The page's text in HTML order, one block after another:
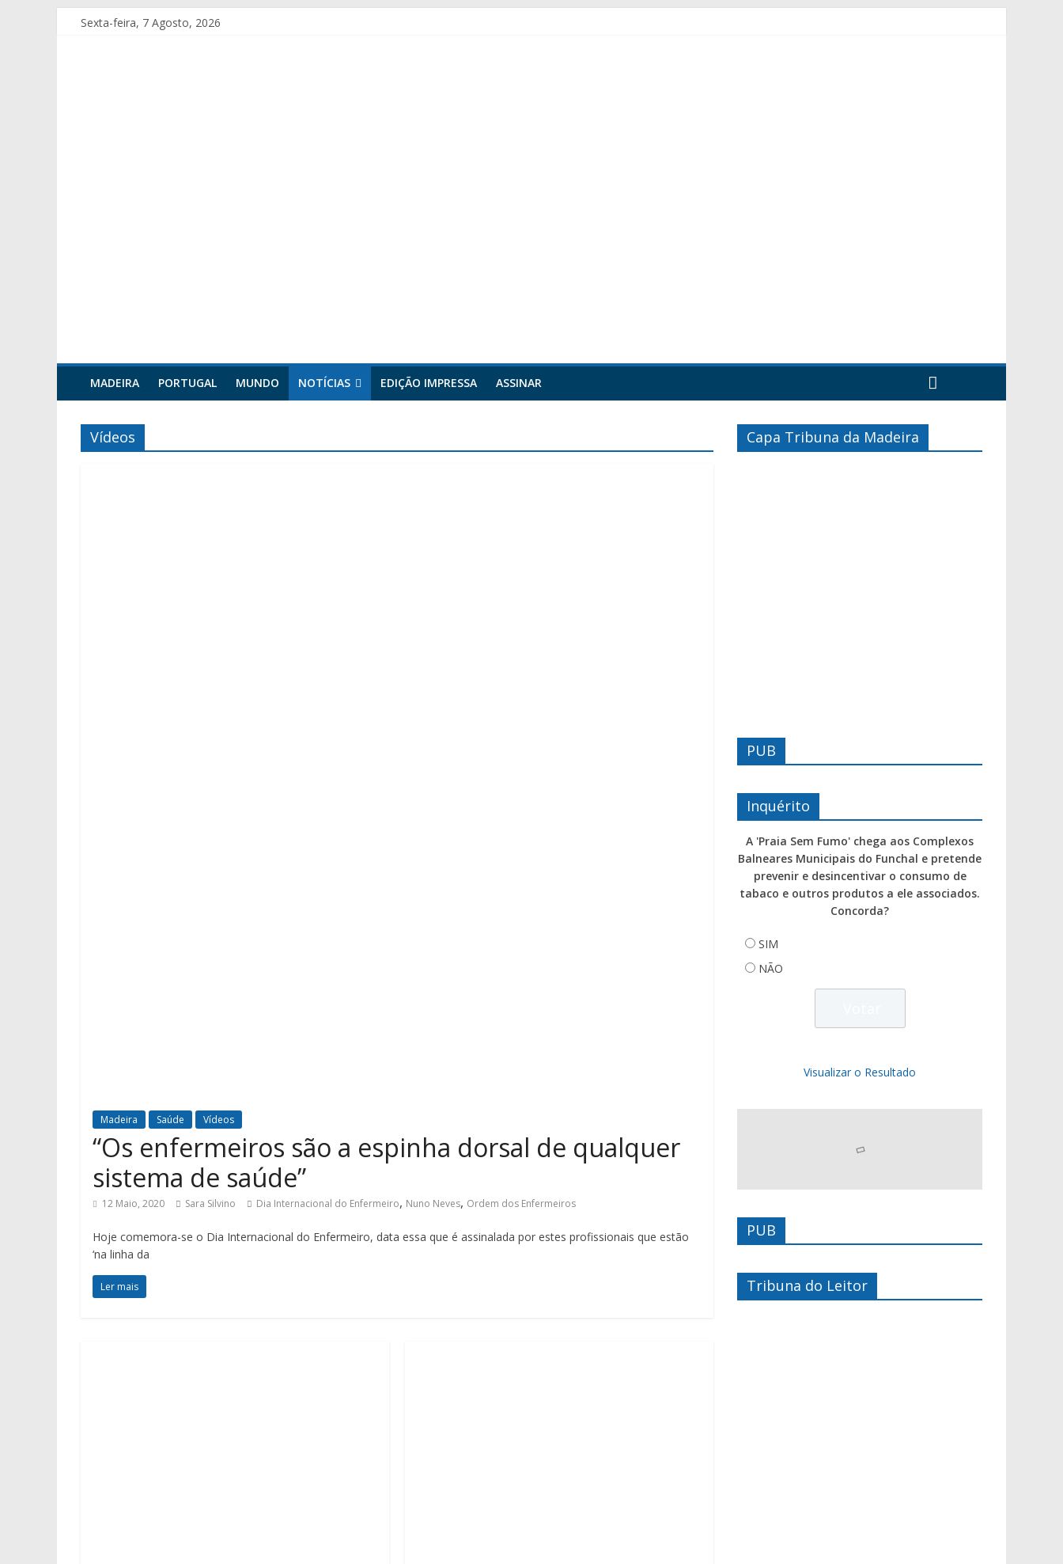
Sexta-feira, 7 Agosto, 2026
MADEIRA PORTUGAL MUNDO NOTÍCIAS EDIÇÃO IMPRESSA ASSINAR
Vídeos
Madeira Saúde Vídeos
“Os enfermeiros são a espinha dorsal de qualquer
sistema de saúde”
12 Maio, 2020 Sara Silvino Dia Internacional do Enfermeiro, Nuno Neves, Ordem dos Enfermeiros
Hoje comemora-se o Dia Internacional do Enfermeiro, data essa que é assinalada por estes profissionais que estão
‘na linha da
Ler mais
Capa Tribuna da Madeira
PUB
Inquérito
A 'Praia Sem Fumo' chega aos Complexos
Balneares Municipais do Funchal e pretende
prevenir e desincentivar o consumo de
tabaco e outros produtos a ele associados.
Concorda?
SIM
NÃO
Visualizar o Resultado
PUB
Tribuna do Leitor